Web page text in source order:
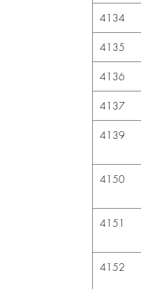
4134
4135
4136
4137
4139
4150
4151
4152